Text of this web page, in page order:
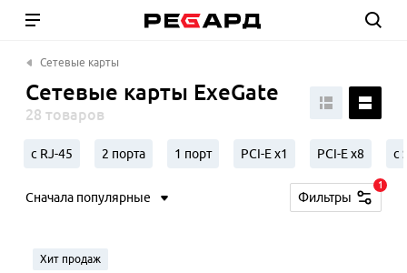
Сетевые карты
Сетевые карты ExeGate
28 товаров
с RJ-45 2 порта 1 порт PCI-E x1 PCI-E x8 с
Сначала популярные Фильтры
1
Хит продаж